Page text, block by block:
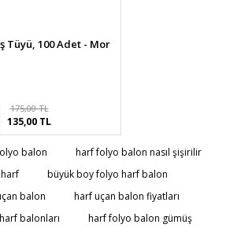
Tüyü, 100 Adet - Mor
175,00 TL
135,00 TL
balon
harf folyo balon nasıl şişirilir
büyük boy folyo harf balon
balon
harf uçan balon fiyatları
balonları
harf folyo balon gümüş